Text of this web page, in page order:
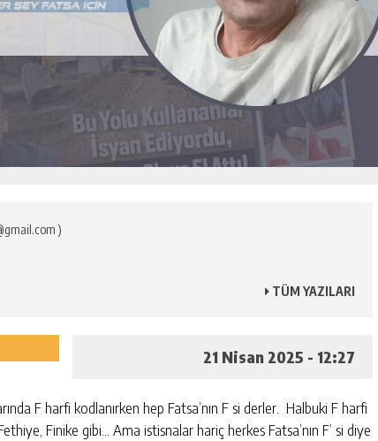
)
TÜM YAZILARI
21 Nisan 2025 - 12:27
F harfi kodlanırken hep Fatsa’nın F si derler. Halbuki F harfi
Finike gibi… Ama istisnalar hariç herkes Fatsa’nın F’ si diye